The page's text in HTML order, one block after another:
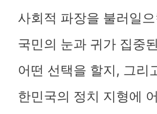
사회적 파장을 불러일
국민의 눈과 귀가 집중
어떤 선택을 할지, 그리
한민국의 정치 지형에